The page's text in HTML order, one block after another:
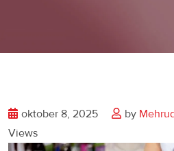
oktober 8, 2025 by
Views